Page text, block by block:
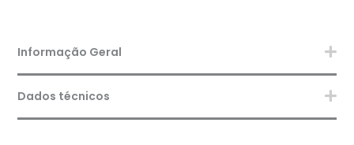
Informação Geral
Dados técnicos